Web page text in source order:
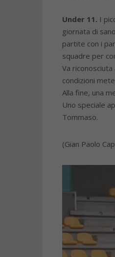
Under 11. I
giornata di
partite con i
squadre per
Va
condizioni
Alla fine, una
Uno speciale
Tommaso.
(Gian Paolo